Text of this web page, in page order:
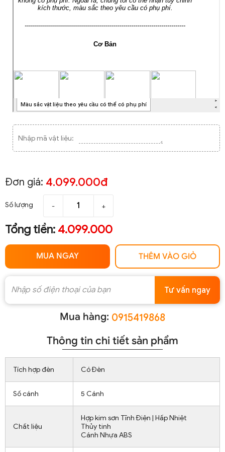
Nhập mã vật liệu:
Đơn giá: 4.099.000đ
Số lượng - +
Tổng tiền: 4.099.000
MUA NGAY THÊM VÀO GIỎ
Tư vấn ngay
Mua hàng: 0915419868
Thông tin chi tiết sản phẩm
Tích hợp đèn Có Đèn
Số cánh 5 Cánh
Chất liệu
Hợp kim sơn Tĩnh Điện | Hấp Nhiệt
Thủy tinh
Cánh Nhựa ABS